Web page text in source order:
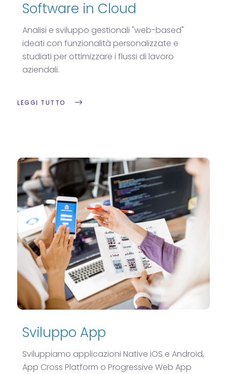
Software in Cloud
Analisi e sviluppo gestionali "web-based"
ideati con funzionalità personalizzate e
studiati per ottimizzare i flussi di lavoro
aziendali.
LEGGI TUTTO
Sviluppo App
Sviluppiamo applicazioni Native iOS e Android,
App Cross Platform o Progressive Web App